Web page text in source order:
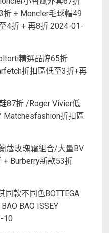
折 + Moncler毛球帽49
4折 + 再8折 2024-01-
精選品牌65折
折扣區低至3折+再
87折 /Roger Vivier低
折扣區
蔻玫瑰霜組合/大量BV
+ Burberry新款53折
同款不同色BOTTEGA
BAO ISSEY
10